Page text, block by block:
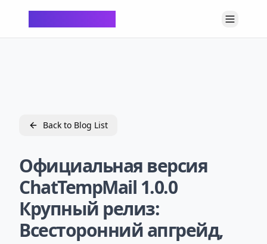
Back to Blog List
Официальная версия
ChatTempMail 1.0.0
Крупный релиз:
Всесторонний апгрейд,